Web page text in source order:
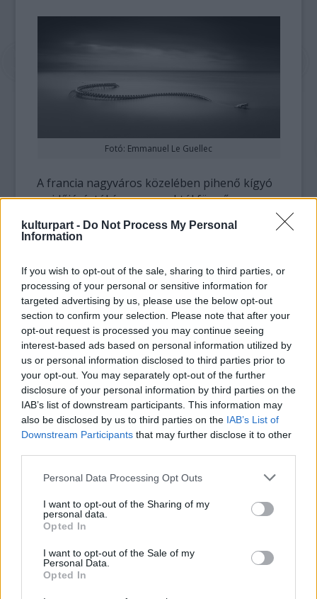
kulturpart - Do Not Process My Personal
Information
If you wish to opt-out of the sale, sharing to third parties, or
processing of your personal or sensitive information for
targeted advertising by us, please use the below opt-out
section to confirm your selection. Please note that after your
opt-out request is processed you may continue seeing
interest-based ads based on personal information utilized by
us or personal information disclosed to third parties prior to
your opt-out. You may separately opt-out of the further
disclosure of your personal information by third parties on the
IAB’s list of downstream participants. This information may
also be disclosed by us to third parties on the IAB’s List of
Downstream Participants that may further disclose it to other
Please note that this website/app uses one or more Google
not limited to your visit or usage behaviour. You may click to
grant or deny consent to Google and its third-party tags to
use your data for below specified purposes in below Google
consent section.
Personal Data Processing Opt Outs
I want to opt-out of the Sharing of my
personal data.
Opted In
I want to opt-out of the Sale of my
Personal Data.
Opted In
Fotó: Emmanuel Le Guellec
A francia nagyváros közelében pihenő kígyó
az időjárástól és a napszaktól függően
fényviszonyoktól és a folyó vízszintjétől
fotósok közkedvelt témájáról mutatunk be
néhány képet. További felvételeka Flickr
képmegosztó portálontalálhatók.